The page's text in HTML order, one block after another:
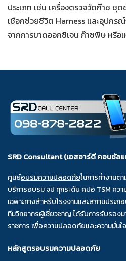
ประเภท เช่น เครื่องตรวจวัดก๊าซ ชุด
เชือกช่วยชีวิต Harness และอุปกร
จากการขาดออกซิเจน ก๊าซพิษ หรือ
SRD Consultant (เอสอาร์ดี คอนซัล
ศูนย์อบรมความปลอดภัยในการทำงานต
บริการอบรม จป ทุกระดับ คปอ TSM ค
เฉพาะทางสำหรับโรงงานและสถานประก
ทีมวิทยากรผู้เชี่ยวชาญ ได้รับการรับรอง
ราชการ เพื่อความปลอดภัยและความมั่น
หลักสูตรอบรมความปลอดภัย